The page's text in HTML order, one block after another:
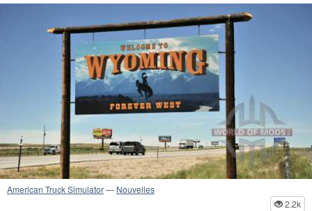
American Truck Simulator— Nouvelles
2.2k